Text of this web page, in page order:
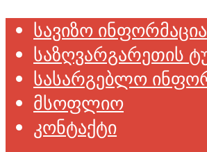
სავიზო ინფორმაცია
საზღვარგარეთის
სასარგებლო
მსოფლიო
კონტაქტი